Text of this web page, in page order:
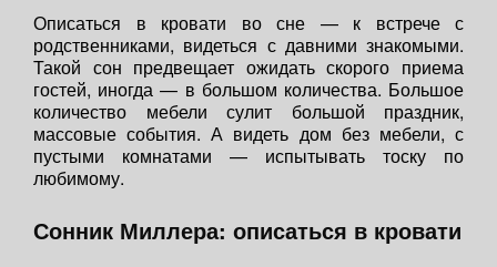
Описаться в кровати во сне — к встрече с
родственниками, видеться с давними знакомыми.
Такой сон предвещает ожидать скорого приема
гостей, иногда — в большом количества. Большое
количество мебели сулит большой праздник,
массовые события. А видеть дом без мебели, с
пустыми комнатами — испытывать тоску по
любимому.
Сонник Миллера: описаться в кровати